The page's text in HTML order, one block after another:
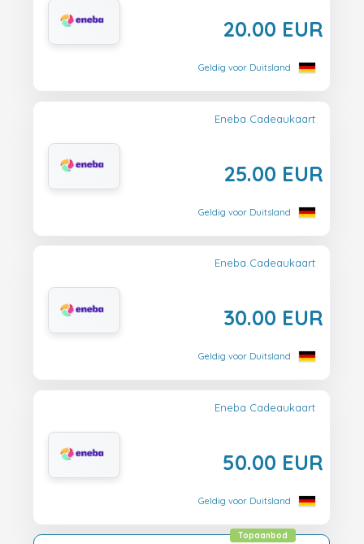
20.00 EUR
Geldig voor Duitsland
Eneba Cadeaukaart
25.00 EUR
Geldig voor Duitsland
Eneba Cadeaukaart
30.00 EUR
Geldig voor Duitsland
Eneba Cadeaukaart
50.00 EUR
Geldig voor Duitsland
Topaanbod